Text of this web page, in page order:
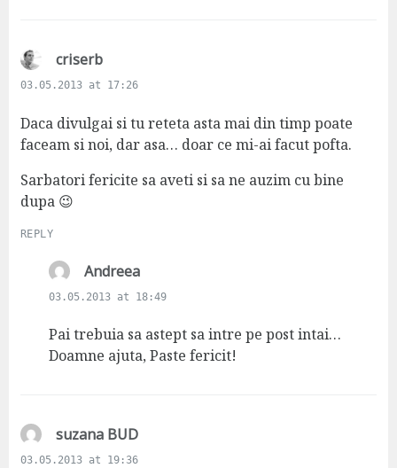
criserbs
a
s
:
03.05.2013 at 17:26
Daca divulgai si tu reteta asta mai din timp poate
faceam si noi, dar asa… doar ce mi-ai facut pofta.
Sarbatori fericite sa aveti si sa ne auzim cu bine
dupa 😉
REPLY
Andreeas
a
s
:
03.05.2013 at 18:49
Pai trebuia sa astept sa intre pe post intai…
Doamne ajuta, Paste fericit!
suzana BUDs
a
03.05.2013 at 19:36